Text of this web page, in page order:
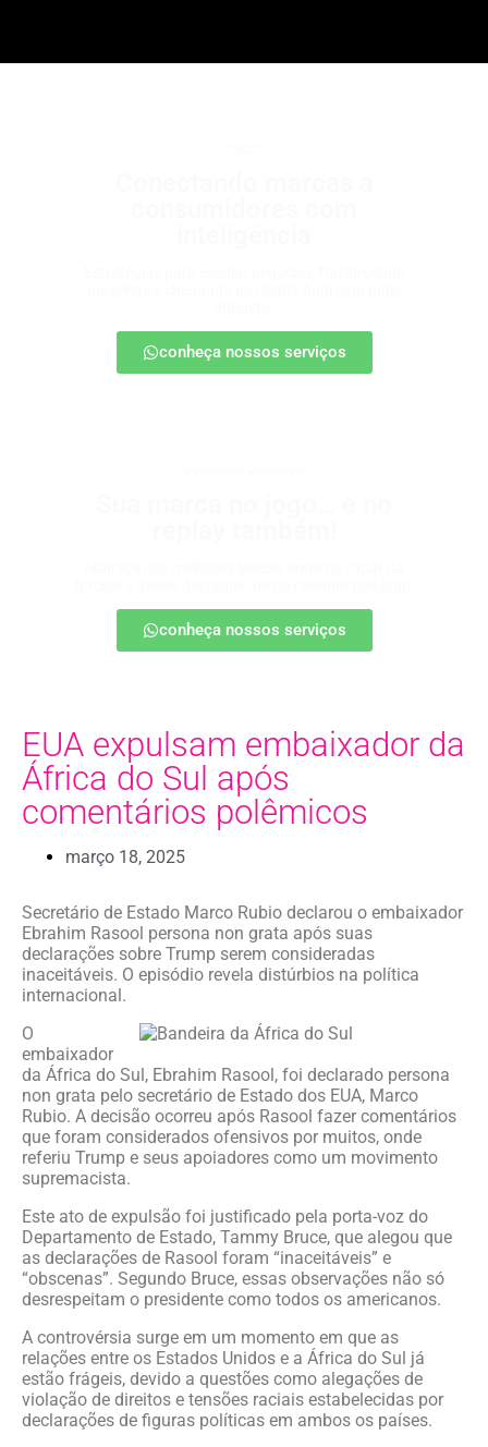
conheça nossos serviços
conheça nossos serviços
EUA expulsam embaixador da
África do Sul após
comentários polêmicos
março 18, 2025
Secretário de Estado Marco Rubio declarou o embaixador
Ebrahim Rasool persona non grata após suas
declarações sobre Trump serem consideradas
inaceitáveis. O episódio revela distúrbios na política
internacional.
O
embaixador
da África do Sul, Ebrahim Rasool, foi declarado persona
non grata pelo secretário de Estado dos EUA, Marco
Rubio. A decisão ocorreu após Rasool fazer comentários
que foram considerados ofensivos por muitos, onde
referiu Trump e seus apoiadores como um movimento
supremacista.
Este ato de expulsão foi justificado pela porta-voz do
Departamento de Estado, Tammy Bruce, que alegou que
as declarações de Rasool foram “inaceitáveis” e
“obscenas”. Segundo Bruce, essas observações não só
desrespeitam o presidente como todos os americanos.
A controvérsia surge em um momento em que as
relações entre os Estados Unidos e a África do Sul já
estão frágeis, devido a questões como alegações de
violação de direitos e tensões raciais estabelecidas por
declarações de figuras políticas em ambos os países.